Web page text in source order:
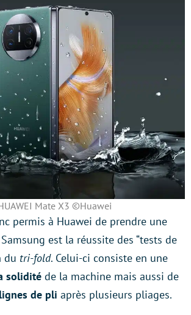
Mate X3 ©Huawei
permis à Huawei de prendre une
est la réussite des “tests de
du tri-fold. Celui-ci consiste en une
solidité de la machine mais aussi de
de pli après plusieurs pliages.